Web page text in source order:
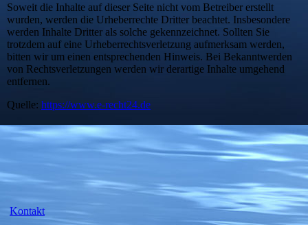
Soweit die Inhalte auf dieser Seite nicht vom Betreiber erstellt
wurden, werden die Urheberrechte Dritter beachtet. Insbesondere
werden Inhalte Dritter als solche gekennzeichnet. Sollten Sie
trotzdem auf eine Urheberrechtsverletzung aufmerksam werden,
bitten wir um einen entsprechenden Hinweis. Bei Bekanntwerden
von Rechtsverletzungen werden wir derartige Inhalte umgehend
entfernen.
Quelle: https://www.e-recht24.de
Kontakt